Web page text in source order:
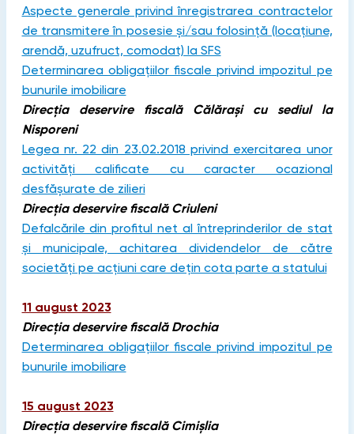
Aspecte generale privind înregistrarea contractelor
de transmitere în posesie și/sau folosință (locațiune,
arendă, uzufruct, comodat) la SFS
Determinarea obligațiilor fiscale privind impozitul pe
bunurile imobiliare
Direcția deservire fiscală Călărași cu sediul la
Nisporeni
Legea nr. 22 din 23.02.2018 privind exercitarea unor
activități calificate cu caracter ocazional
desfășurate de zilieri
Direcția deservire fiscală Criuleni
Defalcările din profitul net al întreprinderilor de stat
și municipale, achitarea dividendelor de către
societăți pe acțiuni care dețin cota parte a statului
11 august 2023
Direcția deservire fiscală Drochia
Determinarea obligațiilor fiscale privind impozitul pe
bunurile imobiliare
15 august 2023
Direcția deservire fiscală Cimișlia